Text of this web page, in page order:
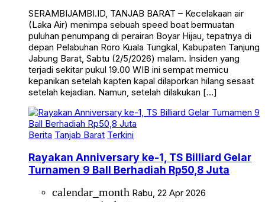
SERAMBIJAMBI.ID, TANJAB BARAT – Kecelakaan air
(Laka Air) menimpa sebuah speed boat bermuatan
puluhan penumpang di perairan Boyar Hijau, tepatnya di
depan Pelabuhan Roro Kuala Tungkal, Kabupaten Tanjung
Jabung Barat, Sabtu (2/5/2026) malam. Insiden yang
terjadi sekitar pukul 19.00 WIB ini sempat memicu
kepanikan setelah kapten kapal dilaporkan hilang sesaat
setelah kejadian. Namun, setelah dilakukan […]
Berita Tanjab Barat Terkini
Rayakan Anniversary ke-1, TS Billiard Gelar
Turnamen 9 Ball Berhadiah Rp50,8 Juta
calendar_month Rabu, 22 Apr 2026